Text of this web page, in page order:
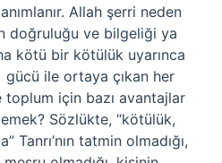
Allah şerri neden
doğruluğu ve bilgeliği ya
kötü bir kötülük uyarınca
gücü ile ortaya çıkan her
için bazı avantajlar
Sözlükte, “kötülük,
Tanrı’nın tatmin olmadığı,